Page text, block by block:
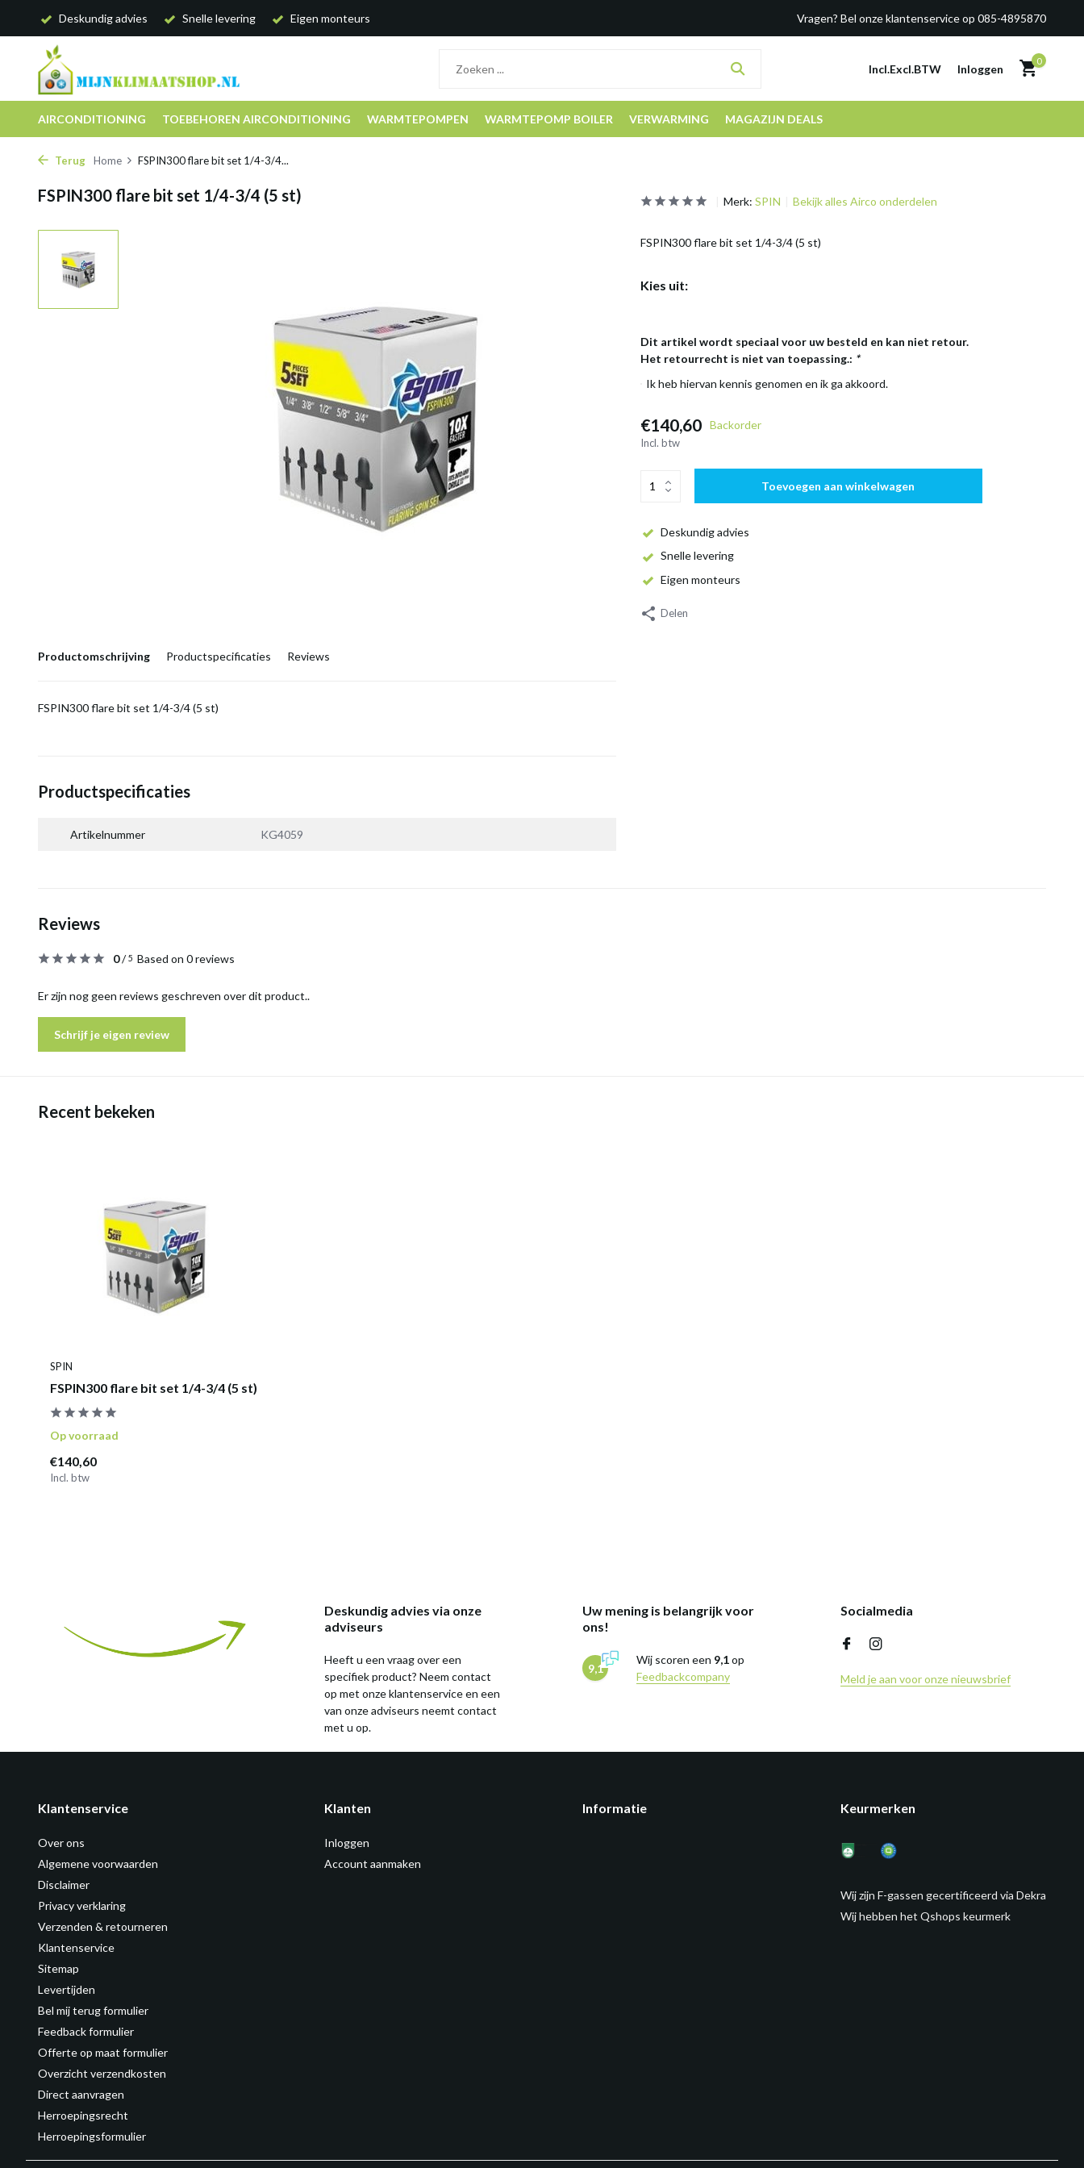
Deskundig advies Snelle levering Eigen monteurs Vragen? Bel onze klantenservice op 085-4895870
Incl.Excl.BTW Inloggen
0
AIRCONDITIONING TOEBEHOREN AIRCONDITIONING WARMTEPOMPEN WARMTEPOMP BOILER VERWARMING MAGAZIJN DEALS
Terug Home FSPIN300 flare bit set 1/4-3/4...
FSPIN300 flare bit set 1/4-3/4 (5 st)
Productomschrijving Productspecificaties Reviews
FSPIN300 flare bit set 1/4-3/4 (5 st)
Productspecificaties
Artikelnummer KG4059
Merk: SPIN Bekijk alles Airco onderdelen
FSPIN300 flare bit set 1/4-3/4 (5 st)
Kies uit:
Dit artikel wordt speciaal voor uw besteld en kan niet retour.
Het retourrecht is niet van toepassing.: *
Ik heb hiervan kennis genomen en ik ga akkoord.
€140,60 Backorder
Incl. btw
Toevoegen aan winkelwagen
Deskundig advies
Snelle levering
Eigen monteurs
Delen
Reviews
0/5 Based on 0 reviews
Er zijn nog geen reviews geschreven over dit product..
Schrijf je eigen review
Recent bekeken
SPIN
FSPIN300 flare bit set 1/4-3/4 (5 st)
Op voorraad
€140,60
Incl. btw
Deskundig advies via onze
adviseurs
Heeft u een vraag over een
specifiek product? Neem contact
op met onze klantenservice en een
van onze adviseurs neemt contact
met u op.
Uw mening is belangrijk voor
ons!
9,1
Wij scoren een 9,1op
Feedbackcompany
Socialmedia
Meld je aan voor onze nieuwsbrief
Klantenservice
Over ons
Algemene voorwaarden
Disclaimer
Privacy verklaring
Verzenden & retourneren
Klantenservice
Sitemap
Levertijden
Bel mij terug formulier
Feedback formulier
Offerte op maat formulier
Overzicht verzendkosten
Direct aanvragen
Herroepingsrecht
Herroepingsformulier
Klanten
Inloggen
Account aanmaken
Informatie Keurmerken
Wij zijn F-gassen gecertificeerd via Dekra
Wij hebben het Qshops keurmerk